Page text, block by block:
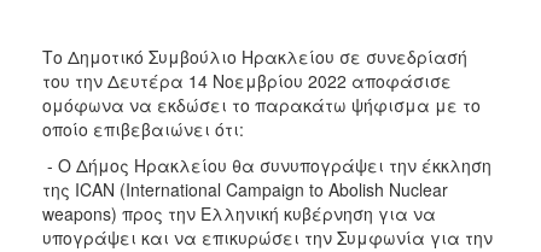
2013
2012
2011
2010
2006
Το Δημοτικό Συμβούλιο Ηρακλείου σε συνεδρίασή
του την Δευτέρα 14 Νοεμβρίου 2022 αποφάσισε
ομόφωνα να εκδώσει το παρακάτω ψήφισμα με το
οποίο επιβεβαιώνει ότι:
- Ο Δήμος Ηρακλείου θα συνυπογράψει την έκκληση
της ICAN (International Campaign to Abolish Nuclear
weapons) προς την Ελληνική κυβέρνηση για να
υπογράψει και να επικυρώσει την Συμφωνία για την